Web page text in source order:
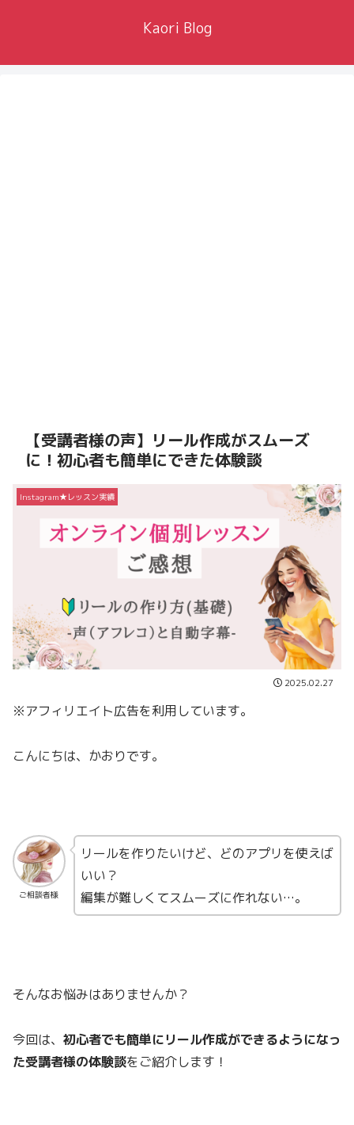
Kaori Blog
【受講者様の声】リール作成がスムーズ
に！初心者も簡単にできた体験談
Instagram★レッスン実績
2025.02.27
※アフィリエイト広告を利用しています。
こんにちは、かおりです。
ご相談者様
リールを作りたいけど、どのアプリを使えば
いい？
編集が難しくてスムーズに作れない…。
そんなお悩みはありませんか？
今回は、 初心者でも簡単にリール作成ができるようになっ
た受講者様の体験談をご紹介します！